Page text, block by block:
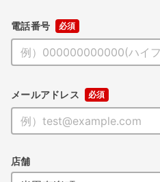
電話番号
メールアドレス
店舗